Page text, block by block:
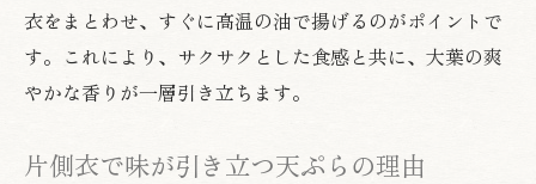
衣をまとわせ、すぐに高温の油で揚げるのがポイントで
す。これにより、サクサクとした食感と共に、大葉の爽
やかな香りが一層引き立ちます。
片側衣で味が引き立つ天ぷらの理由